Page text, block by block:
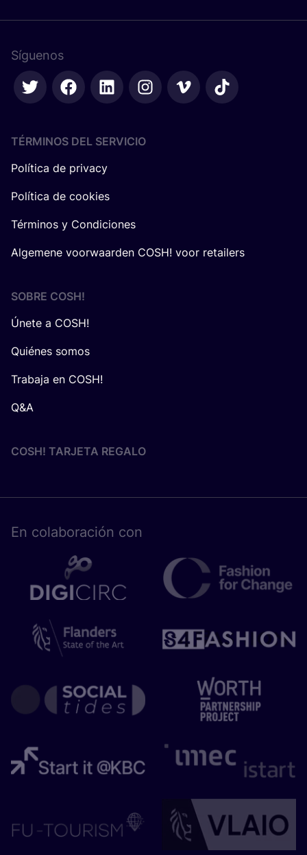
Síguenos
TÉRMINOS DEL SERVICIO
Política de privacy
Política de cookies
Términos y Condiciones
Algemene voorwaarden COSH! voor retailers
SOBRE COSH!
Únete a COSH!
Quiénes somos
Trabaja en COSH!
Q&A
COSH! TARJETA REGALO
En cola­bo­ra­ción con